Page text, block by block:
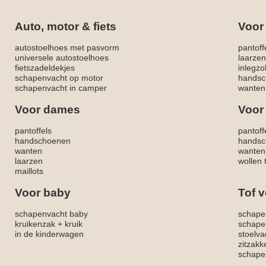
Auto, motor & fiets
autostoelhoes met pasvorm
universele autostoelhoes
laarzen
fietszadeldekjes
schapenvacht op motor
schapenvacht in camper
wanten
Voor dames
pantoffels
handschoenen
wanten
wanten
laarzen
wollen
maillots
Voor baby Tof
schapenvacht baby
kruikenzak + kruik
in de kinderwagen